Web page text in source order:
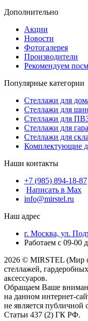
Дополнительно
Акции
Новости
Фотогалерея
Производители
Рекомендуем
Популярные категории
Стеллажи для
Стеллажи для
Стеллажи для
Стеллажи для
Стеллажи для
Комплектующие
Наши контакты
+7 (985) 894-18-87
Написать в Max
info@mirstel.ru
Наш адрес
г. Москва, ул.
Работаем с 09-00
2026 © MIRSTEL (Мир
стеллажей,
аксессуаров.
Обращаем Ваше
на данном интернет-
не является
Статьи 437 (2) ГК РФ.